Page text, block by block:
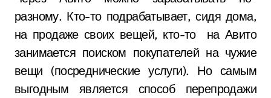
разному. Кто-то подрабатывает, сидя дома,
на продаже своих вещей, кто-то на Авито
занимается поиском покупателей на чужие
вещи (посреднические услуги). Но самым
выгодным является способ перепродажи